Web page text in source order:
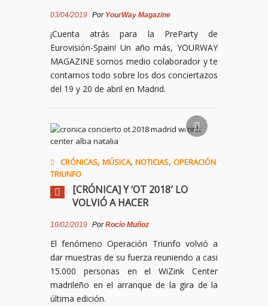
03/04/2019 Por YourWay Magazine
¡Cuenta atrás para la PreParty de
Eurovisión-Spain! Un año más, YOURWAY
MAGAZINE somos medio colaborador y te
contamos todo sobre los dos conciertazos
del 19 y 20 de abril en Madrid.
CRÓNICAS, MÚSICA, NOTICIAS, OPERACIÓN
TRIUNFO
[CRÓNICA] Y ‘OT 2018′ LO
VOLVIÓ A HACER
10/02/2019 PorRocío Muñoz
El fenómeno Operación Triunfo volvió a
dar muestras de su fuerza reuniendo a casi
15.000 personas en el WiZink Center
madrileño en el arranque de la gira de la
última edición.